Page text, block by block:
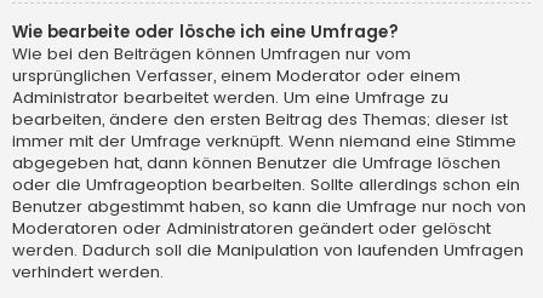
Wie bearbeite oder lösche ich eine Umfrage?
Wie bei den Beiträgen können Umfragen nur vom
ursprünglichen Verfasser, einem Moderator oder einem
Administrator bearbeitet werden. Um eine Umfrage zu
bearbeiten, ändere den ersten Beitrag des Themas; dieser ist
immer mit der Umfrage verknüpft. Wenn niemand eine Stimme
abgegeben hat, dann können Benutzer die Umfrage löschen
oder die Umfrageoption bearbeiten. Sollte allerdings schon ein
Benutzer abgestimmt haben, so kann die Umfrage nur noch von
Moderatoren oder Administratoren geändert oder gelöscht
werden. Dadurch soll die Manipulation von laufenden Umfragen
verhindert werden.